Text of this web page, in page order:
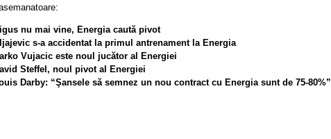
nu mai vine, Energia caută pivot
s-a accidentat la primul antrenament la Energia
Vujacic este noul jucător al Energiei
Steffel, noul pivot al Energiei
Darby: “Şansele să semnez un nou contract cu Energia sunt de 75-80%”